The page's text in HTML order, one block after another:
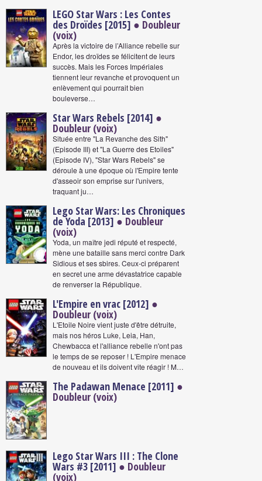
LEGO Star Wars : Les Contes
des Droïdes [2015] ● Doubleur
(voix)
Après la victoire de l’Alliance rebelle sur
Endor, les droïdes se félicitent de leurs
succès. Mais les Forces Impériales
tiennent leur revanche et provoquent un
enlèvement qui pourrait bien
bouleverse…
Star Wars Rebels [2014] ●
Doubleur (voix)
Située entre "La Revanche des Sith"
(Episode III) et "La Guerre des Etoiles"
(Episode IV), "Star Wars Rebels" se
déroule à une époque où l'Empire tente
d'asseoir son emprise sur l'univers,
traquant ju…
Lego Star Wars: Les Chroniques
de Yoda [2013] ● Doubleur
(voix)
Yoda, un maître jedi réputé et respecté,
mène une bataille sans merci contre Dark
Sidious et ses sbires. Ceux-ci préparent
en secret une arme dévastatrice capable
de renverser la République.
L'Empire en vrac [2012] ●
Doubleur (voix)
L'Etoile Noire vient juste d'être détruite,
mais nos héros Luke, Leia, Han,
Chewbacca et l'alliance rebelle n'ont pas
le temps de se reposer ! L'Empire menace
de nouveau et ils doivent vite réagir ! M…
The Padawan Menace [2011] ●
Doubleur (voix)
Lego Star Wars III : The Clone
Wars #3 [2011] ● Doubleur
(voix)